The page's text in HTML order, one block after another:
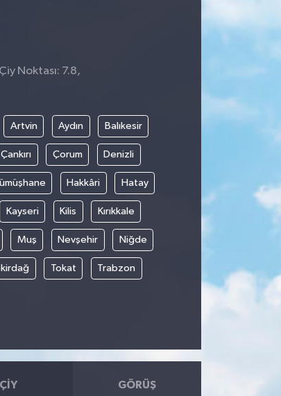
Noktası: 7.8,
Artvin Aydın Balıkesir
Çankırı Çorum Denizli
Hakkâri Hatay
Kayseri Kilis Kırıkkale
Muş Nevşehir Niğde
Tokat Trabzon
ÇIY GÖRÜŞ